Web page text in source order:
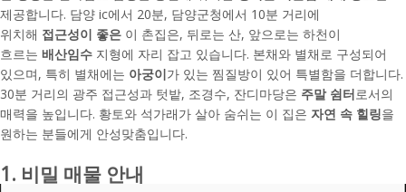
제공합니다. 담양 ic에서 20분, 담양군청에서 10분 거리에
위치해 접근성이 좋은 이 촌집은, 뒤로는 산, 앞으로는 하천이
흐르는 배산임수 지형에 자리 잡고 있습니다. 본채와 별채로 구성되어
있으며, 특히 별채에는 아궁이가 있는 찜질방이 있어 특별함을 더합니다.
30분 거리의 광주 접근성과 텃밭, 조경수, 잔디마당은 주말 쉼터로서의
매력을 높입니다. 황토와 석가래가 살아 숨쉬는 이 집은 자연 속 힐링을
원하는 분들에게 안성맞춤입니다.
1. 비밀 매물 안내